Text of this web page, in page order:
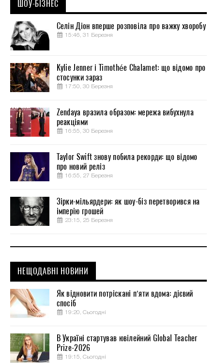
ШОУ-БІЗНЕС
Селін Діон вперше розповіла про важку хворобу
15:46, 31 Березня
Kylie Jenner і Timothée Chalamet: що відомо про
стосунки зараз
17:50, 30 Березня
Zendaya вразила образом: мережа вибухнула
реакціями
16:55, 30 Березня
Taylor Swift знову побила рекорди: що відомо
про новий реліз
16:55, 27 Березня
Зірки-мільярдери: як шоу-біз перетворився на
імперію грошей
23:15, 25 Березня
НЕЩОДАВНІ НОВИНИ
Як відновити потріскані п’яти вдома: дієвий
спосіб
19:20, Сьогодні
В Україні стартував ювілейний Global Teacher
Prize-2026
19:15, Сьогодні